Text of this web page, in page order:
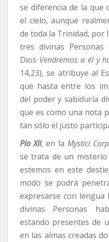
se diferencia de la que
el cielo, aunque
de toda la Trinidad, por
tres divinas
Dios Vendremos a él y
14,23), se atribuye al
que hasta entre los
del poder y sabiduría
que es como una nota
tan sólo el justo
Pío XII, en la Mystici
se trata de un misterio
estemos en este
modo se podrá
expresarse con lengua
divinas Personas
estando presentes de
en las almas creadas